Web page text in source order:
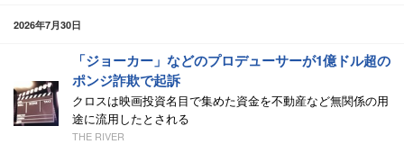
2026年7月30日
「ジョーカー」などのプロデューサーが1億ドル超の
ポンジ詐欺で起訴
クロスは映画投資名目で集めた資金を不動産など無関係の用
途に流用したとされる
THE RIVER